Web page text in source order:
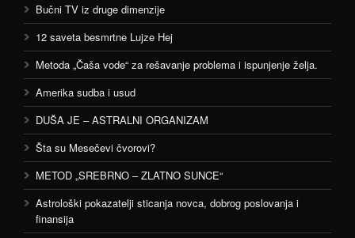
Bučni TV iz druge dimenzije
12 saveta besmrtne Lujze Hej
Metoda „Čaša vode“ za rešavanje problema i ispunjenje želja.
Amerika sudba i usud
DUŠA JE – ASTRALNI ORGANIZAM
Šta su Mesečevi čvorovi?
METOD „SREBRNO – ZLATNO SUNCE“
Astrološki pokazatelji sticanja novca, dobrog poslovanja i
finansija